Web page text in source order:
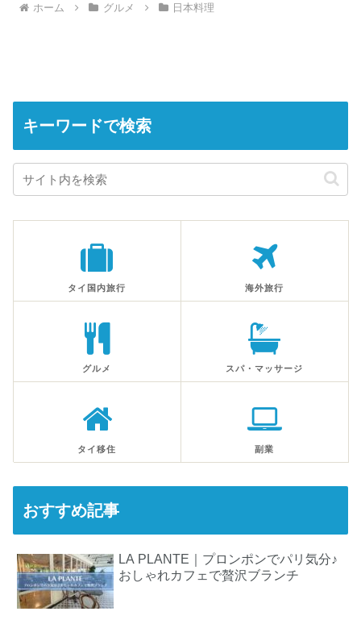
ホーム グルメ 日本料理
キーワードで検索
タイ国内旅行 海外旅行
グルメ スパ・マッサージ
タイ移住 副業
おすすめ記事
LA PLANTE｜プロンポンでパリ気分♪
おしゃれカフェで贅沢ブランチ